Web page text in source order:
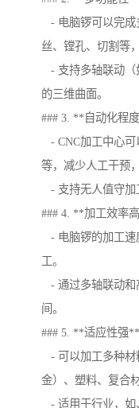
- 电脑锣可以完成
丝、镗孔、切割等
- 支持多轴联动（
的三维曲面。
### 3. **自动化程
- CNC加工中心可
等，减少人工干预
- 支持无人值守加
### 4. **加工效率
- 电脑锣的加工速
工。
- 通过多轴联动和
间。
### 5. **适应性强**
- 可以加工多种材
金）、塑料、复合
- 适用于行业，如